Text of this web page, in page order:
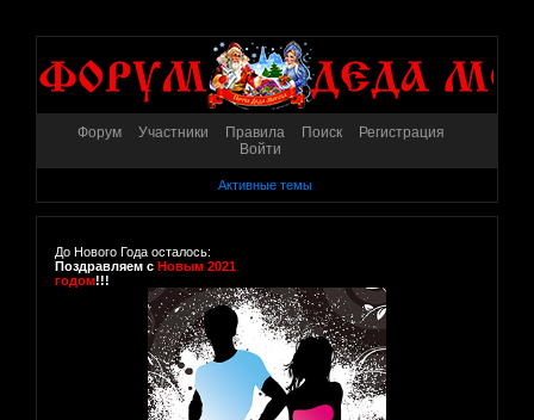
Форум Участники Правила Поиск
Регистрация
Войти
Активные темы
До Нового Года осталось:
Поздравляем с Новым 2021
годом!!!